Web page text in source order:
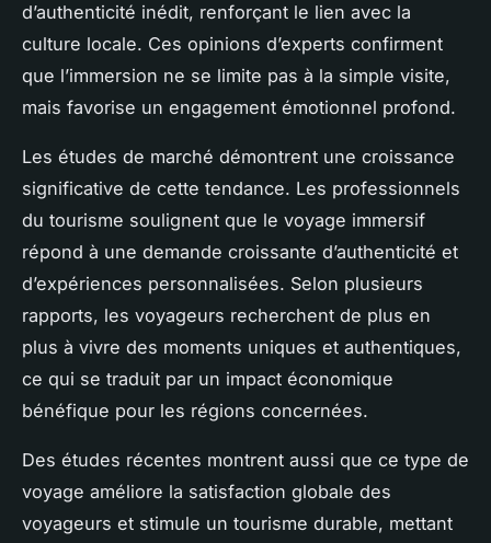
d’authenticité inédit, renforçant le lien avec la
culture locale. Ces opinions d’experts confirment
que l’immersion ne se limite pas à la simple visite,
mais favorise un engagement émotionnel profond.
Les études de marché démontrent une croissance
significative de cette tendance. Les professionnels
du tourisme soulignent que le voyage immersif
répond à une demande croissante d’authenticité et
d’expériences personnalisées. Selon plusieurs
rapports, les voyageurs recherchent de plus en
plus à vivre des moments uniques et authentiques,
ce qui se traduit par un impact économique
bénéfique pour les régions concernées.
Des études récentes montrent aussi que ce type de
voyage améliore la satisfaction globale des
voyageurs et stimule un tourisme durable, mettant